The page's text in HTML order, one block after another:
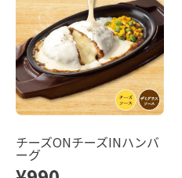
チーズONチーズINハンバ
ーグ